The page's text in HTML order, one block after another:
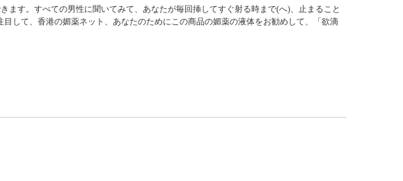
す。すべての男性に聞いてみて、あなたが毎回挿してすぐ射る時まで(へ)、止まること
して、香港の媚薬ネット、あなたのためにこの商品の媚薬の液体をお勧めして、「欲滴